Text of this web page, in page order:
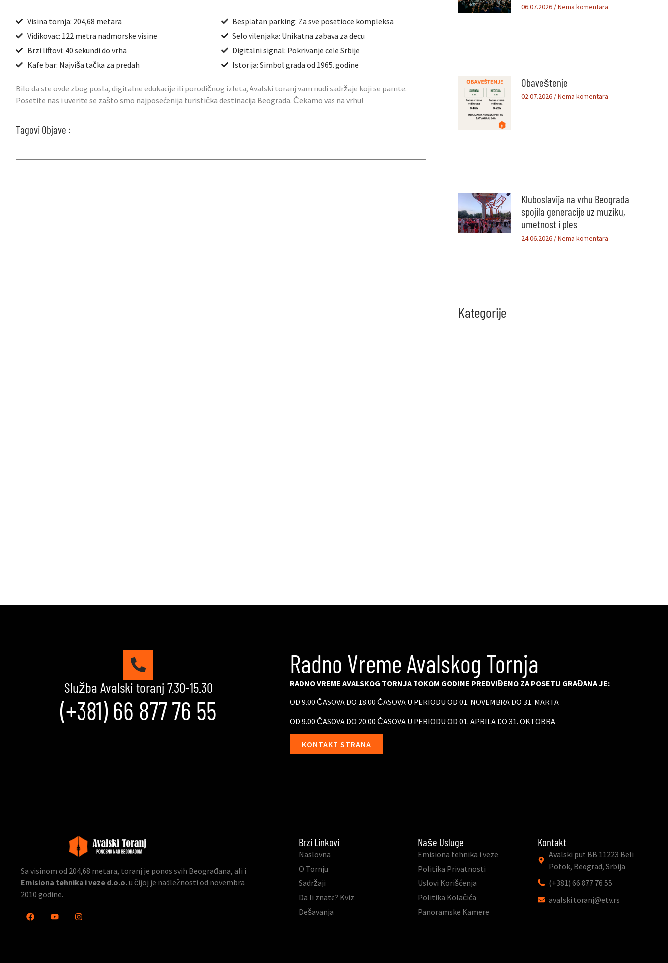
Visina tornja: 204,68 metara
Vidikovac: 122 metra nadmorske visine
Brzi liftovi: 40 sekundi do vrha
Kafe bar: Najviša tačka za predah
Besplatan parking: Za sve posetioce kompleksa
Selo vilenjaka: Unikatna zabava za decu
Digitalni signal: Pokrivanje cele Srbije
Istorija: Simbol grada od 1965. godine
Bilo da ste ovde zbog posla, digitalne edukacije ili porodičnog izleta, Avalski toranj vam nudi sadržaje koji se pamte.
Posetite nas i uverite se zašto smo najposećenija turistička destinacija Beograda. Čekamo vas na vrhu!
Tagovi Objave :
06.07.2026 Nema komentara
Obaveštenje
02.07.2026 Nema komentara
Kluboslavija na vrhu Beograda
spojila generacije uz muziku,
umetnost i ples
24.06.2026 Nema komentara
Kategorije
Služba Avalski toranj 7.30-15.30
(+381) 66 877 76 55
Radno Vreme Avalskog Tornja
RADNO VREME AVALSKOG TORNJA TOKOM GODINE PREDVIĐENO ZA POSETU GRAĐANA JE:
OD 9.00 ČASOVA DO 18.00 ČASOVA U PERIODU OD 01. NOVEMBRA DO 31. MARTA
OD 9.00 ČASOVA DO 20.00 ČASOVA U PERIODU OD 01. APRILA DO 31. OKTOBRA
KONTAKT STRANA
Sa visinom od 204,68 metara, toranj je ponos svih Beograđana, ali i
Emisiona tehnika i veze d.o.o.u čijoj je nadležnosti od novembra
2010 godine.
Brzi Linkovi
Naslovna
O Tornju
Sadržaji
Da li znate? Kviz
Dešavanja
Naše Usluge
Emisiona tehnika i veze
Politika Privatnosti
Uslovi Korišćenja
Politika Kolačića
Panoramske Kamere
Kontakt
Avalski put BB 11223 Beli
Potok, Beograd, Srbija
(+381) 66 877 76 55
avalski.toranj@etv.rs